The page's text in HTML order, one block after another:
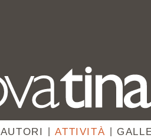
AUTORI ATTIVITÀ